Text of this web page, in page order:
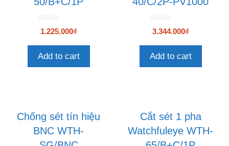
0
n
à
1.225.000₫
Add to cart
0
n
à
3.344.000₫
Add to cart
Chống sét tín hiệu
BNC WTH-
Cắt sét 1 pha
Watchfuleye WTH-